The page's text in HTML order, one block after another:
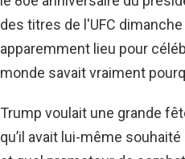
des titres de l'UFC
apparemment lieu pour
monde savait vraiment
Trump voulait une grande
qu’il avait lui-même